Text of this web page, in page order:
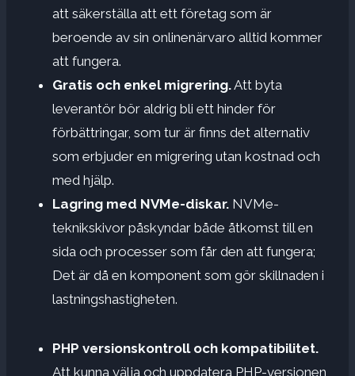
att säkerställa att ett företag som är
beroende av sin onlinenärvaro alltid kommer
att fungera.
Gratis och enkel migrering.Att byta
leverantör bör aldrig bli ett hinder för
förbättringar, som tur är finns det alternativ
som erbjuder en migrering utan kostnad och
med hjälp.
Lagring med NVMe-diskar. NVMe-
teknikskivor påskyndar både åtkomst till en
sida och processer som får den att fungera;
Det är då en komponent som gör skillnaden i
lastningshastigheten.
PHP versionskontroll och kompatibilitet.
Att kunna välja och uppdatera PHP-versionen